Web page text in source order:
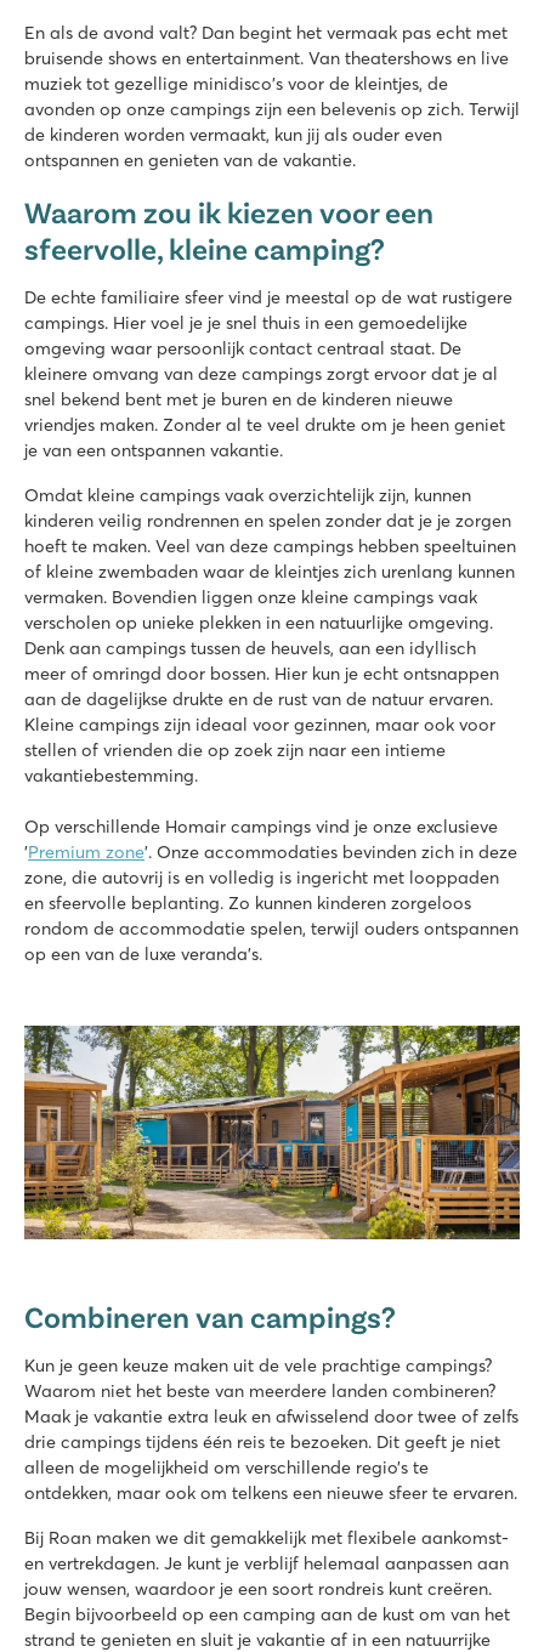
En als de avond valt? Dan begint het vermaak pas echt met
bruisende shows en entertainment. Van theatershows en live
muziek tot gezellige minidisco's voor de kleintjes, de
avonden op onze campings zijn een belevenis op zich. Terwijl
de kinderen worden vermaakt, kun jij als ouder even
ontspannen en genieten van de vakantie.
Waarom zou ik kiezen voor een
sfeervolle, kleine camping?
De echte familiaire sfeer vind je meestal op de wat rustigere
campings. Hier voel je je snel thuis in een gemoedelijke
omgeving waar persoonlijk contact centraal staat. De
kleinere omvang van deze campings zorgt ervoor dat je al
snel bekend bent met je buren en de kinderen nieuwe
vriendjes maken. Zonder al te veel drukte om je heen geniet
je van een ontspannen vakantie.
Omdat kleine campings vaak overzichtelijk zijn, kunnen
kinderen veilig rondrennen en spelen zonder dat je je zorgen
hoeft te maken. Veel van deze campings hebben speeltuinen
of kleine zwembaden waar de kleintjes zich urenlang kunnen
vermaken. Bovendien liggen onze kleine campings vaak
verscholen op unieke plekken in een natuurlijke omgeving.
Denk aan campings tussen de heuvels, aan een idyllisch
meer of omringd door bossen. Hier kun je echt ontsnappen
aan de dagelijkse drukte en de rust van de natuur ervaren.
Kleine campings zijn ideaal voor gezinnen, maar ook voor
stellen of vrienden die op zoek zijn naar een intieme
vakantiebestemming.
Op verschillende Homair campings vind je onze exclusieve
'Premium zone’. Onze accommodaties bevinden zich in deze
zone, die autovrij is en volledig is ingericht met looppaden
en sfeervolle beplanting. Zo kunnen kinderen zorgeloos
rondom de accommodatie spelen, terwijl ouders ontspannen
op een van de luxe veranda’s.
Combineren van campings?
Kun je geen keuze maken uit de vele prachtige campings?
Waarom niet het beste van meerdere landen combineren?
Maak je vakantie extra leuk en afwisselend door twee of zelfs
drie campings tijdens één reis te bezoeken. Dit geeft je niet
alleen de mogelijkheid om verschillende regio’s te
ontdekken, maar ook om telkens een nieuwe sfeer te ervaren.
Bij Roan maken we dit gemakkelijk met flexibele aankomst-
en vertrekdagen. Je kunt je verblijf helemaal aanpassen aan
jouw wensen, waardoor je een soort rondreis kunt creëren.
Begin bijvoorbeeld op een camping aan de kust om van het
strand te genieten en sluit je vakantie af in een natuurrijke